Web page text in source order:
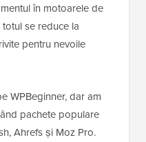
în motoarele de
se reduce la
pentru nevoile
WPBeginner, dar am
pachete populare
Ahrefs și Moz Pro.